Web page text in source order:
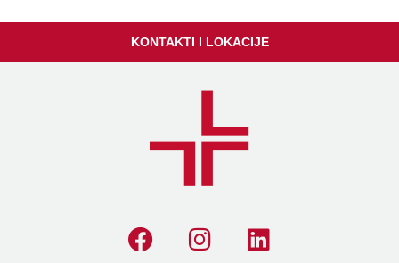
KONTAKTI I LOKACIJE